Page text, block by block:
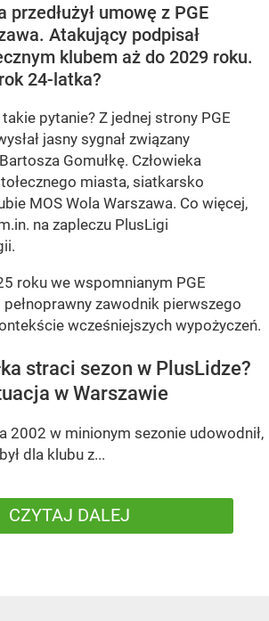
przedłużył umowę z PGE
Atakujący podpisał
klubem aż do 2029 roku.
24-latka?
pytanie? Z jednej strony PGE
jasny sygnał związany
Gomułkę. Człowieka
miasta, siatkarsko
MOS Wola Warszawa. Co więcej,
na zapleczu PlusLigi
roku we wspomnianym PGE
zawodnik pierwszego
wcześniejszych wypożyczeń.
straci sezon w PlusLidze?
w Warszawie
2002 w minionym sezonie udowodnił,
dla klubu z...
CZYTAJ DALEJ